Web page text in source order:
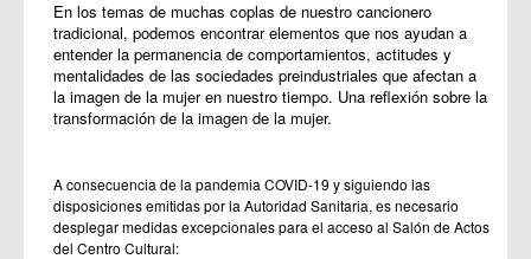
En los temas de muchas coplas de nuestro cancionero
tradicional, podemos encontrar elementos que nos ayudan a
entender la permanencia de comportamientos, actitudes y
mentalidades de las sociedades preindustriales que afectan a
la imagen de la mujer en nuestro tiempo. Una reflexión sobre la
transformación de la imagen de la mujer.
A consecuencia de la pandemia COVID-19 y siguiendo las
disposiciones emitidas por la Autoridad Sanitaria, es necesario
desplegar medidas excepcionales para el acceso al Salón de Actos
del Centro Cultural: